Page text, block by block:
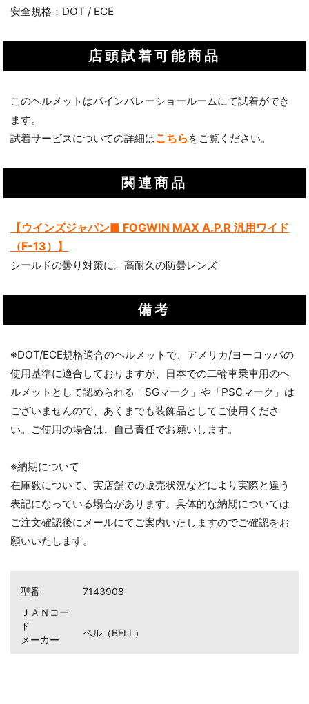
安全規格：DOT / ECE
店頭試着可能商品
このヘルメットはパインバレーショールームにて試着ができ
ます。
試着サービスについての詳細はこちら をご覧ください。
関連商品
【ウインズジャパン■ FOGWIN MAX A.P.R 汎用ワイド
（F-13）】
シールドの曇り対策に。高耐久の防曇レンズ
備考
※DOT/ECE規格適合のヘルメットで、アメリカ/ヨーロッパの
使用基準に適合しておりますが、日本での二輪車乗車用のヘ
ルメットとして認められる「SGマーク」や「PSCマーク」は
ございませんので、あくまでも装飾品としてご使用くださ
い。ご使用の場合は、自己責任でお願いします。
※納期について
在庫数について、実店舗での販売状況などにより実際と違う
表記になっている場合があります。具体的な納期については
ご注文確認後にメールにてご案内いたしますのでご確認をお
願いいたします。
型番
7143908
ＪＡＮコー
ド
メーカー
ベル（BELL）
お買い物を続ける カートへ進む